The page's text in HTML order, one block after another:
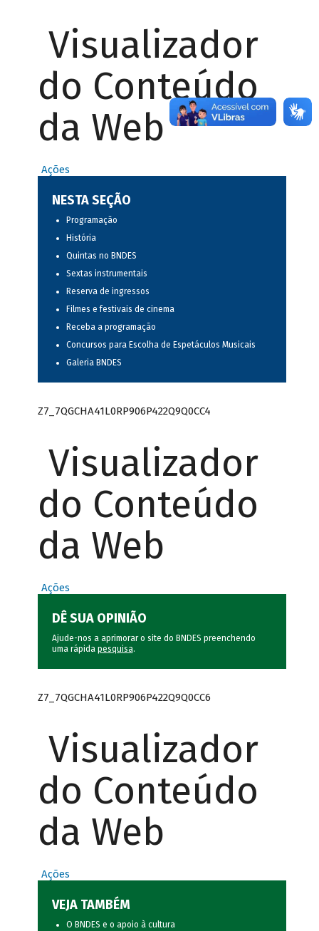
Visualizador
do Conteúdo
da Web
Ações
NESTA SEÇÃO
Programação
História
Quintas no BNDES
Sextas instrumentais
Reserva de ingressos
Filmes e festivais de cinema
Receba a programação
Concursos para Escolha de Espetáculos Musicais
Galeria BNDES
Z7_7QGCHA41L0RP906P422Q9Q0CC4
Visualizador
do Conteúdo
da Web
Ações
DÊ SUA OPINIÃO
Ajude-nos a aprimorar o site do BNDES preenchendo
uma rápida pesquisa.
Z7_7QGCHA41L0RP906P422Q9Q0CC6
Visualizador
do Conteúdo
da Web
Ações
VEJA TAMBÉM
O BNDES e o apoio à cultura